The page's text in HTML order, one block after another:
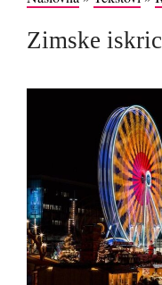
Zimske